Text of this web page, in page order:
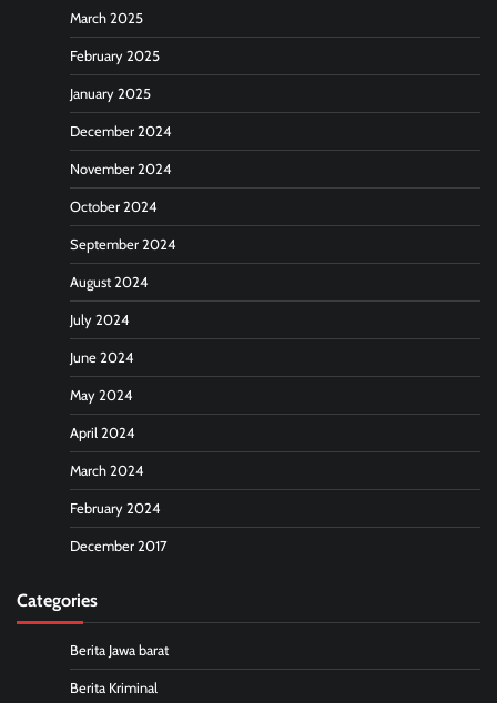
March 2025
February 2025
January 2025
December 2024
November 2024
October 2024
September 2024
August 2024
July 2024
June 2024
May 2024
April 2024
March 2024
February 2024
December 2017
Categories
Berita Jawa barat
Berita Kriminal